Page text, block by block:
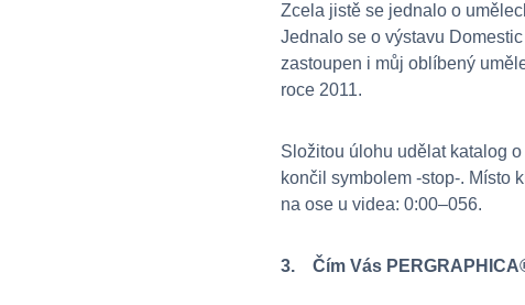
Zcela jistě se jednalo o
Jednalo se o výstavu
zastoupen i můj oblíbený
roce 2011.
Složitou úlohu udělat katalog
končil symbolem -stop-. Místo
na ose u videa: 0:00–056.
3. Čím Vás